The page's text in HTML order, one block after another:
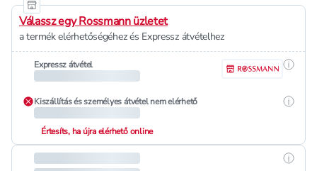
Válassz egy Rossmann üzletet
a termék elérhetőségéhez és Expressz átvételhez
Expressz átvétel
Kiszállítás és személyes átvétel nem elérhető
Értesíts, ha újra elérhető online